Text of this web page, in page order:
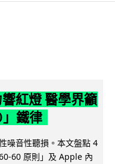
紅燈 醫學界籲
鐵律
噪音性聽損。本文盤點 4
60 原則」及 Apple 內